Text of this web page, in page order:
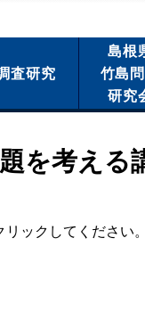
査研究
島根
竹島
研究
を考え
ックしてください